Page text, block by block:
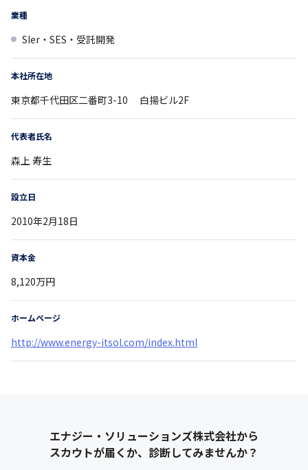
業種
SIer・SES・受託開発
本社所在地
東京都千代田区二番町3-10 白揚ビル2F
代表者氏名
森上 寿生
設立日
2010年2月18日
資本金
8,120万円
ホームページ
http://www.energy-itsol.com/index.html
エナジー・ソリューションズ株式会社から
スカウトが届くか、診断してみませんか？